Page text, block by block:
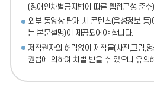
(장애인차별금지법에 따른 웹접근성 준수)
외부 동영상 탑재 시 콘텐츠(음성정보 등
는 본문설명)이 제공되어야 합니다.
저작권자의 허락없이 제작물(사진,그림,
권법에 의하여 처벌 받을 수 있으니 유의